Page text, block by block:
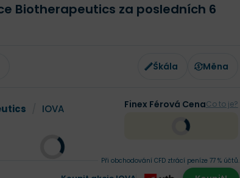
Biotherapeutics za posledních 6
Škála Měna
IOVA Finex Férová CenaCo to je?
Při obchodování CFD ztrácí peníze 77 % účtů.